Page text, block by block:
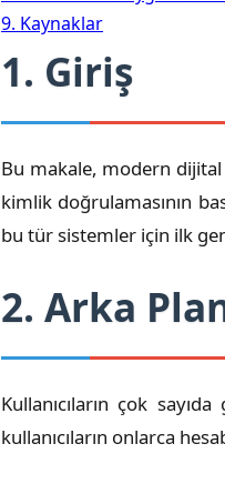
9. Kaynaklar
1. Giriş
Bu makale, modern
kimlik doğrulamasının
bu tür sistemler için ilk
2. Arka
Kullanıcıların çok
kullanıcıların onlarca